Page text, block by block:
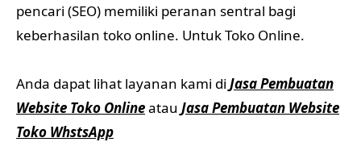
pencari (SEO) memiliki peranan sentral bagi
keberhasilan toko online. Untuk Toko Online.
Anda dapat lihat layanan kami di Jasa Pembuatan
Website Toko Onlineatau Jasa Pembuatan Website
Toko WhstsApp